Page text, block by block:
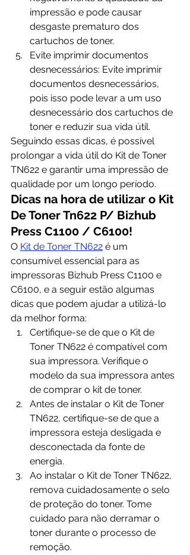
impressão e pode causar
desgaste prematuro dos
cartuchos de toner.
Evite imprimir documentos
desnecessários: Evite imprimir
documentos desnecessários,
pois isso pode levar a um uso
desnecessário dos cartuchos de
toner e reduzir sua vida útil.
Seguindo essas dicas, é possível
prolongar a vida útil do Kit de Toner
TN622 e garantir uma impressão de
qualidade por um longo período.
Dicas na hora de utilizar o Kit
De Toner Tn622 P/ Bizhub
Press C1100 / C6100!
O Kit de Toner TN622 é um
consumível essencial para as
impressoras Bizhub Press C1100 e
C6100, e a seguir estão algumas
dicas que podem ajudar a utilizá-lo
da melhor forma:
Certifique-se de que o Kit de
Toner TN622 é compatível com
sua impressora. Verifique o
modelo da sua impressora antes
de comprar o kit de toner.
Antes de instalar o Kit de Toner
TN622, certifique-se de que a
impressora esteja desligada e
desconectada da fonte de
energia.
Ao instalar o Kit de Toner TN622,
remova cuidadosamente o selo
de proteção do toner. Tome
cuidado para não derramar o
toner durante o processo de
remoção.